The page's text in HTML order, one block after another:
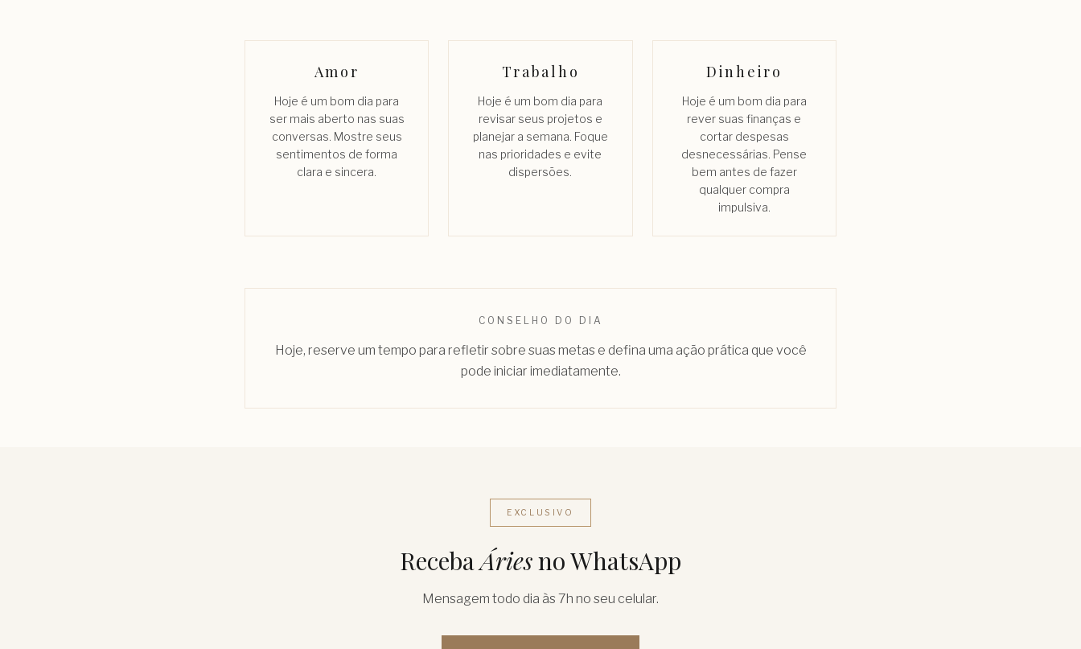
Amor
Hoje é um bom dia para
ser mais aberto nas suas
conversas. Mostre seus
sentimentos de forma
clara e sincera.
Trabalho
Hoje é um bom dia para
revisar seus projetos e
planejar a semana. Foque
nas prioridades e evite
dispersões.
Dinheiro
Hoje é um bom dia para
rever suas finanças e
cortar despesas
desnecessárias. Pense
bem antes de fazer
qualquer compra
impulsiva.
CONSELHO DO DIA
Hoje, reserve um tempo para refletir sobre suas metas e defina uma ação prática que você
pode iniciar imediatamente.
EXCLUSIVO
RecebaÁriesno WhatsApp
Mensagem todo dia às 7h no seu celular.